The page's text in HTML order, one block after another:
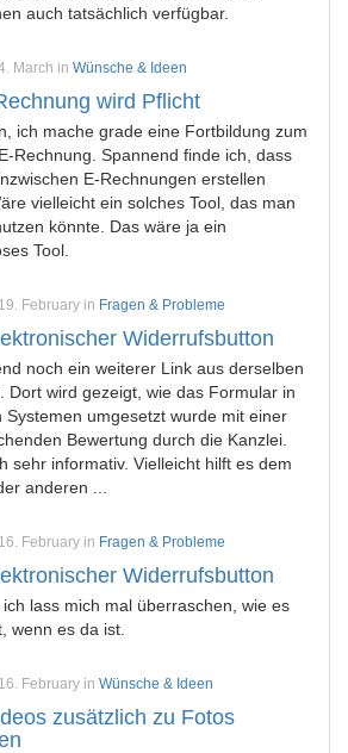
auch tatsächlich verfügbar.
March in Wünsche & Ideen
wird Pflicht
ich mache grade eine Fortbildung zum
Rechnung. Spannend finde ich, dass
E-Rechnungen erstellen
vielleicht ein solches Tool, das man
könnte. Das wäre ja ein
Tool.
February in Fragen & Probleme
Widerrufsbutton
noch ein weiterer Link aus derselben
Dort wird gezeigt, wie das Formular in
Systemen umgesetzt wurde mit einer
Bewertung durch die Kanzlei.
sehr informativ. Vielleicht hilft es dem
anderen ...
February in Fragen & Probleme
Widerrufsbutton
ich lass mich mal überraschen, wie es
wenn es da ist.
February in Wünsche & Ideen
zusätzlich zu Fotos